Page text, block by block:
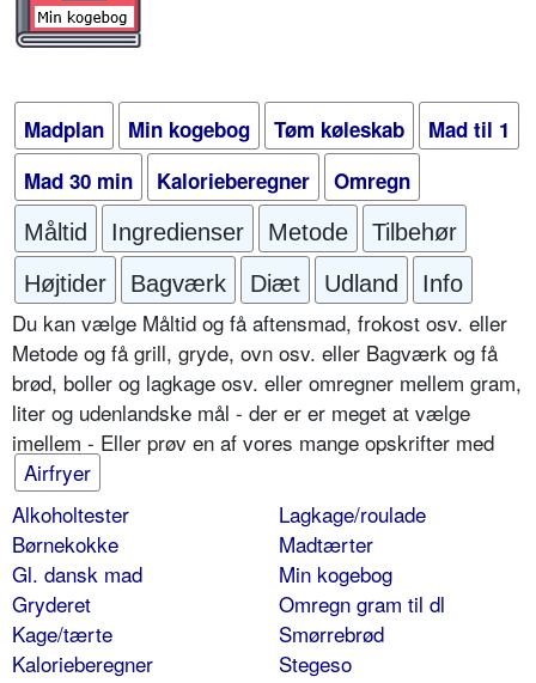
Madplan Min kogebog Tøm køleskab
Mad til 1
Mad 30 min
Kalorieberegner Omregn
Måltid Ingredienser Metode
Tilbehør
Højtider
Bagværk Diæt Udland Info
Du kan vælge Måltid og få aftensmad, frokost osv. eller
Metode og få grill, gryde, ovn osv. eller Bagværk og få
brød, boller og lagkage osv. eller omregner mellem gram,
liter og udenlandske mål - der er er meget at vælge
imellem - Eller prøv en af vores mange opskrifter med
Airfryer
Alkoholtester
Børnekokke
Gl. dansk mad
Gryderet
Kage/tærte
Kalorieberegner
Lagkage/roulade
Madtærter
Min kogebog
Omregn gram til dl
Smørrebrød
Stegeso